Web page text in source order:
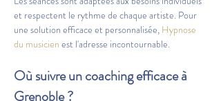
et respectent le rythme de chaque artiste. Pour
une solution efficace et personnalisée, Hypnose
du musicien est l'adresse incontournable.
Où suivre un coaching efficace à
Grenoble ?